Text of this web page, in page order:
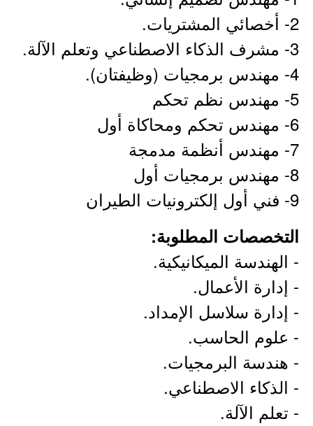
2- أخصائي المشتريات.
3- مشرف الذكاء الاصطناعي وتعلم الآلة.
4- مهندس برمجيات (وظيفتان).
5- مهندس نظم تحكم
6- مهندس تحكم ومحاكاة أول
7- مهندس أنظمة مدمجة
8- مهندس برمجيات أول
9- فني أول إلكترونيات الطيران
التخصصات المطلوبة:
- الهندسة الميكانيكية.
- إدارة الأعمال.
- إدارة سلاسل الإمداد.
- علوم الحاسب.
- هندسة البرمجيات.
- الذكاء الاصطناعي.
- تعلم الآلة.